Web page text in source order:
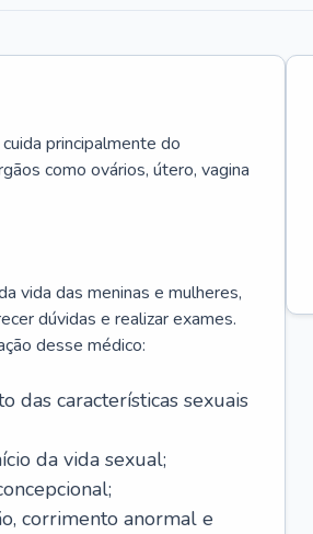
principalmente do
como ovários, útero, vagina
vida das meninas e mulheres,
dúvidas e realizar exames.
desse médico:
das características sexuais
da vida sexual;
corrimento anormal e